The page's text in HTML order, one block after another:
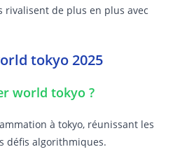
rivalisent de plus en plus avec
tokyo 2025
world tokyo ?
à tokyo, réunissant les
défis algorithmiques.